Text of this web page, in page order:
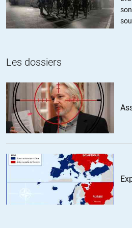
et d’information en France. Bravo pour
il être lu par les réseaux de ces fâcheux
Meme sous forme divertissante cette
choses, très intéressant.
Un grand merci à ceux qui ont permis
en français
samuel// 06.04.2014 à 23h54
Les dossiers